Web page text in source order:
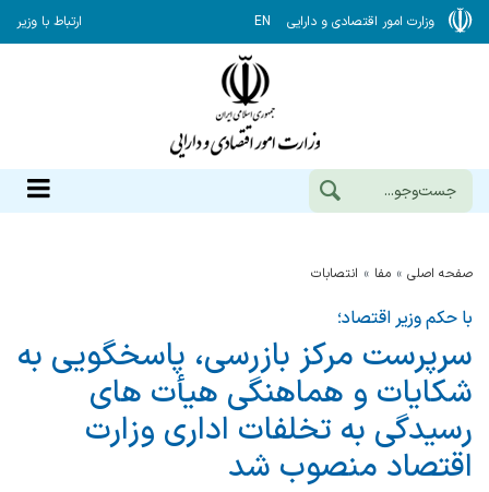
وزارت امور اقتصادی و دارایی EN ارتباط با وزیر
صفحه اصلی مفا انتصابات
با حکم وزیر اقتصاد؛
سرپرست مرکز بازرسی، پاسخگویی به
شکایات و هماهنگی هیأت های
رسیدگی به تخلفات اداری وزارت
اقتصاد منصوب شد